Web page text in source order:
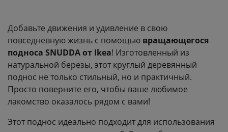
Добавьте движения и удивление в свою
повседневную жизнь с помощью вращающегося
подноса SNUDDA от Ikea! Изготовленный из
натуральной березы, этот круглый деревянный
поднос не только стильный, но и практичный.
Просто поверните его, чтобы ваше любимое
лакомство оказалось рядом с вами!
Этот поднос идеально подходит для использования